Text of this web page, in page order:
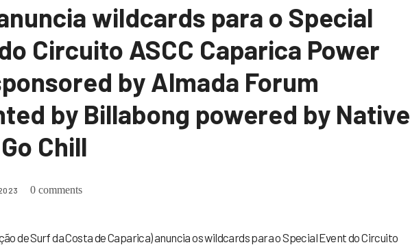
wildcards para o Special
Circuito ASCC Caparica Power
by Almada Forum
by Billabong powered by Native
Chill
0 comments
de Surf da Costa de Caparica) anuncia os wildcards para o Special Event do Circuito